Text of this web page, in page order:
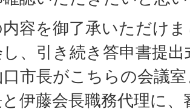
容を御了承いただけ
、引き続き答申書提
口市長がこちらの会議
伊藤会長職務代理に